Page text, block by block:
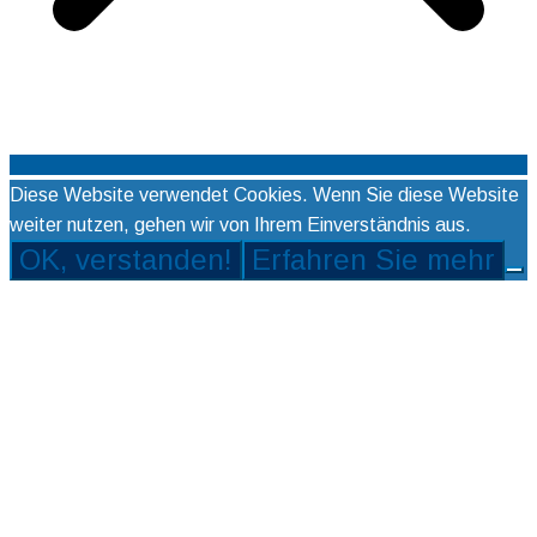
Diese Website verwendet Cookies. Wenn Sie diese Website
weiter nutzen, gehen wir von Ihrem Einverständnis aus.
OK, verstanden! Erfahren Sie mehr